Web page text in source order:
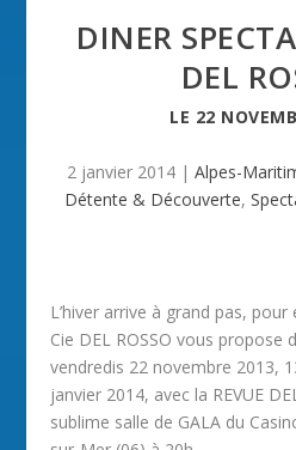
DINER
DEL
LE 22
2 janvier 2014 | Alpes-
Détente & Découverte,
L’hiver arrive à grand pas,
Cie DEL ROSSO vous propose
vendredis 22 novembre 2013,
janvier 2014, avec la REVUE
sublime salle de GALA du